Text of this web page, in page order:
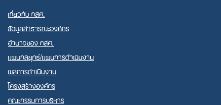
Search
for:
เกี่ยวกับ กสศ.
ข้อมูลสาธารณะองค์กร
อำนาจของ กสศ.
แผนกลยุทธ์/แผนการดำเนินงาน
ผลการดำเนินงาน
โครงสร้างองค์กร
คณะกรรมการบริหาร